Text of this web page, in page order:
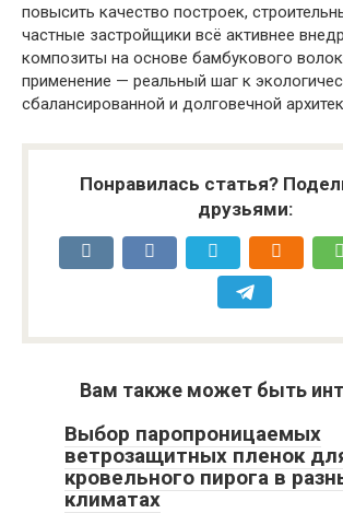
повысить качество построек,
частные застройщики всё активнее
композиты на основе бамбукового
применение — реальный шаг к
сбалансированной и долговечной
Понравилась статья?
друзьями:
Вам также может быть
Выбор паропроницаемых
ветрозащитных пленок
кровельного пирога в
климатах